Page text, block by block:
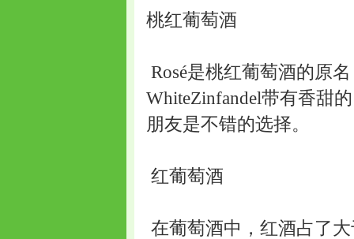
桃红葡萄酒
Rosé是桃红葡萄酒的原
WhiteZinfandel带有香甜
朋友是不错的选择。
红葡萄酒
在葡萄酒中，红酒占了